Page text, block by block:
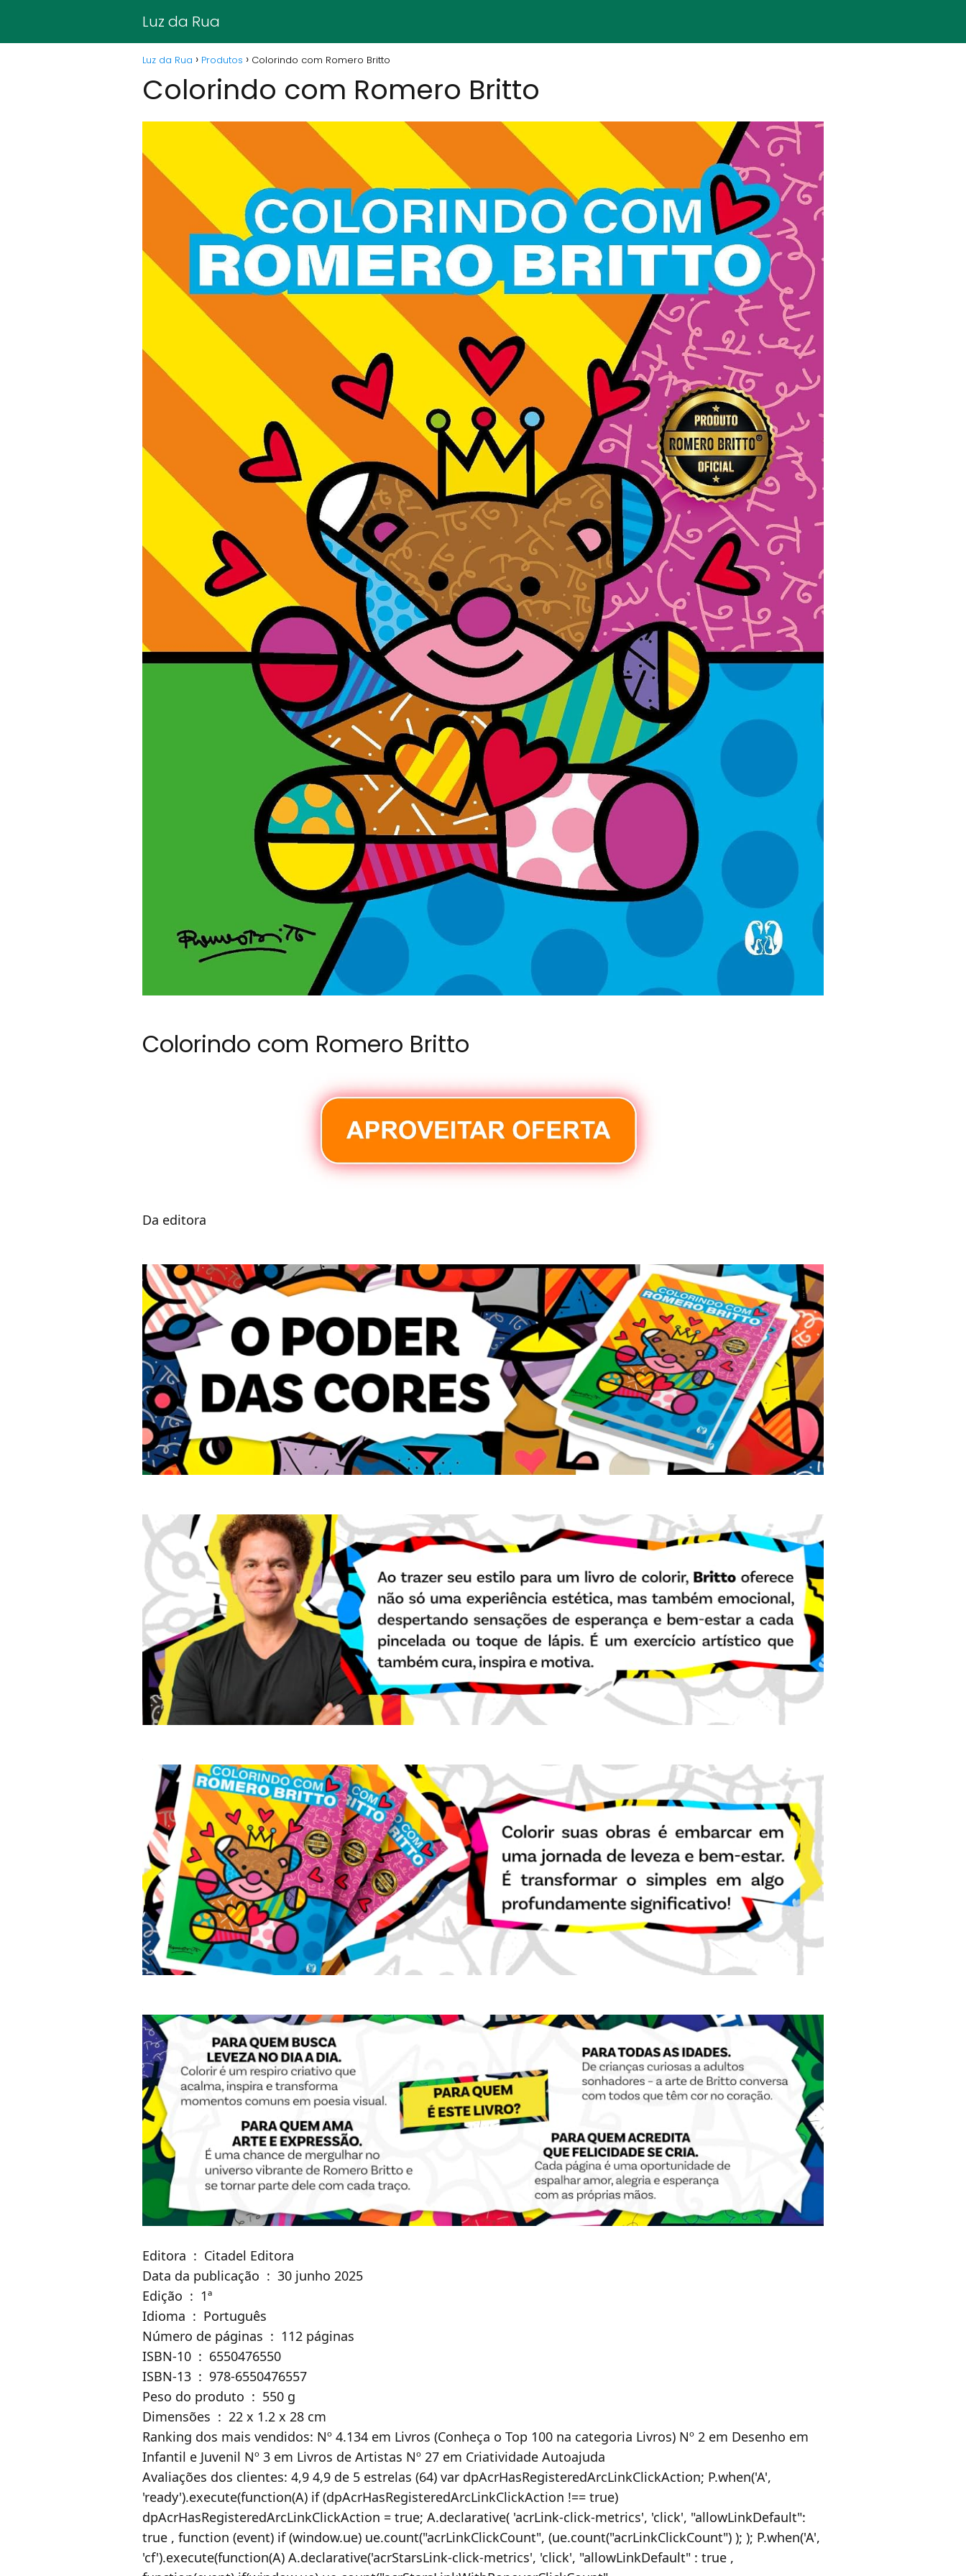
Luz da Rua
Luz da Rua Produtos Colorindo com Romero Britto
Colorindo com Romero Britto
Colorindo com Romero Britto
Da editora
Editora ‏ : ‎ Citadel Editora
Data da publicação ‏ : ‎ 30 junho 2025
Edição ‏ : ‎ 1ª
Idioma ‏ : ‎ Português
Número de páginas ‏ : ‎ 112 páginas
ISBN-10 ‏ : ‎ 6550476550
ISBN-13 ‏ : ‎ 978-6550476557
Peso do produto ‏ : ‎ 550 g
Dimensões ‏ : ‎ 22 x 1.2 x 28 cm
Ranking dos mais vendidos: Nº 4.134 em Livros (Conheça o Top 100 na categoria Livros) Nº 2 em Desenho em
Infantil e Juvenil Nº 3 em Livros de Artistas Nº 27 em Criatividade Autoajuda
Avaliações dos clientes: 4,9 4,9 de 5 estrelas (64) var dpAcrHasRegisteredArcLinkClickAction; P.when('A',
'ready').execute(function(A) if (dpAcrHasRegisteredArcLinkClickAction !== true)
dpAcrHasRegisteredArcLinkClickAction = true; A.declarative( 'acrLink-click-metrics', 'click', "allowLinkDefault":
true , function (event) if (window.ue) ue.count("acrLinkClickCount", (ue.count("acrLinkClickCount") ); ); P.when('A',
'cf').execute(function(A) A.declarative('acrStarsLink-click-metrics', 'click', "allowLinkDefault" : true ,